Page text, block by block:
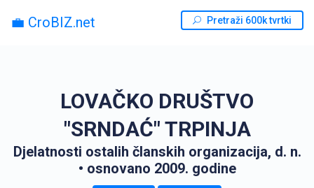
💼 CroBIZ.net Pretraži 600k tvrtki
LOVAČKO DRUŠTVO
"SRNDAĆ" TRPINJA
Djelatnosti ostalih članskih organizacija, d. n.
• osnovano 2009. godine